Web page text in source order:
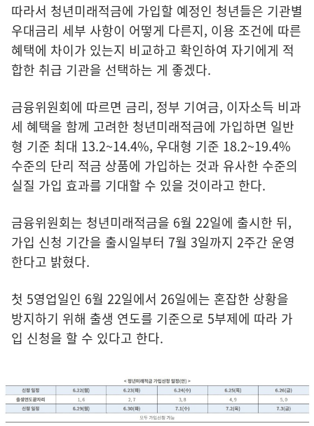
따라서 청년미래적금에 가입할 예정인 청년들은 기관별
우대금리 세부 사항이 어떻게 다른지, 이용 조건에 따른
혜택에 차이가 있는지 비교하고 확인하여 자기에게 적
합한 취급 기관을 선택하는 게 좋겠다.
금융위원회에 따르면 금리, 정부 기여금, 이자소득 비과
세 혜택을 함께 고려한 청년미래적금에 가입하면 일반
형 기준 최대 13.2~14.4%, 우대형 기준 18.2~19.4%
수준의 단리 적금 상품에 가입하는 것과 유사한 수준의
실질 가입 효과를 기대할 수 있을 것이라고 한다.
금융위원회는 청년미래적금을 6월 22일에 출시한 뒤,
가입 신청 기간을 출시일부터 7월 3일까지 2주간 운영
한다고 밝혔다.
첫 5영업일인 6월 22일에서 26일에는 혼잡한 상황을
방지하기 위해 출생 연도를 기준으로 5부제에 따라 가
입 신청을 할 수 있다고 한다.